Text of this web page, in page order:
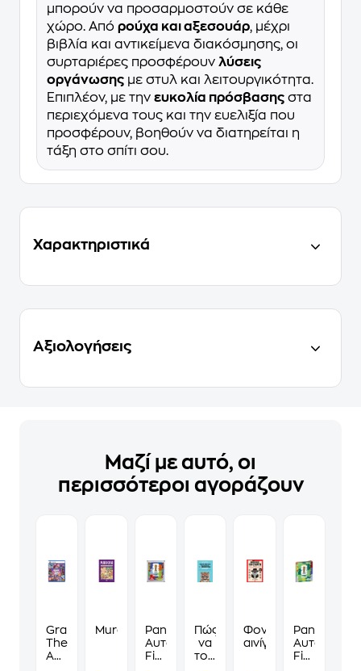
μπορούν να προσαρμοστούν σε κάθε
χώρο. Από ρούχα και αξεσουάρ, μέχρι
βιβλία και αντικείμενα διακόσμησης, οι
συρταριέρες προσφέρουν λύσεις
οργάνωσης με στυλ και λειτουργικότητα.
Επιπλέον, με την ευκολία πρόσβασης στα
περιεχόμενα τους και την ευελιξία που
προσφέρουν, βοηθούν να διατηρείται η
τάξη στο σπίτι σου.
Χαρακτηριστικά
Αξιολογήσεις
Μαζί με αυτό, οι
περισσότεροι αγοράζουν
Grand
Theft
Auto
MurdokuPanini
Αυτοκόλλητα
Fifa
Πώς
να
τους
Φονικά
αινίγματα
Panini
Fifa